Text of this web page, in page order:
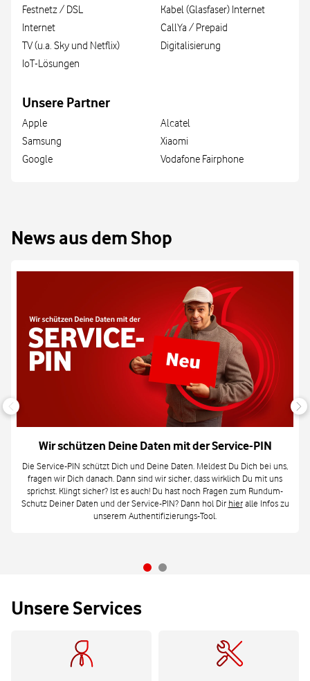
Festnetz / DSL
Internet
TV (u.a. Sky und Netflix)
IoT-Lösungen
Kabel (Glasfaser) Internet
CallYa / Prepaid
Digitalisierung
Unsere Partner
Apple
Samsung
Google
Alcatel
Xiaomi
Vodafone Fairphone
News aus dem Shop
Wir schützen Deine Daten mit der Service-PIN
Die Service-PIN schützt Dich und Deine Daten. Meldest Du Dich bei uns,
fragen wir Dich danach. Dann sind wir sicher, dass wirklich Du mit uns
sprichst. Klingt sicher? Ist es auch! Du hast noch Fragen zum Rundum-
Schutz Deiner Daten und der Service-PIN? Dann hol Dir hieralle Infos zu
unserem Authentifizierungs-Tool.
Unsere Services